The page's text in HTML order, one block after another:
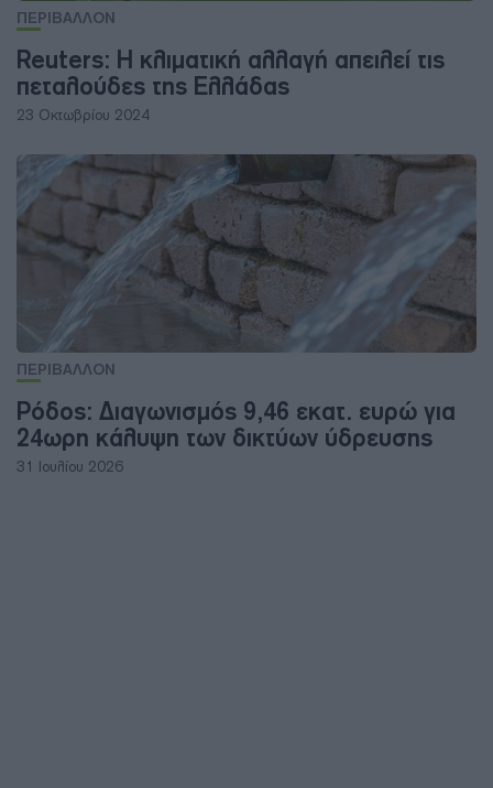
ΠΕΡΙΒΑΛΛΟΝ
Reuters: Η κλιματική αλλαγή απειλεί τις
πεταλούδες της Ελλάδας
23 Οκτωβρίου 2024
ΠΕΡΙΒΑΛΛΟΝ
Ρόδος: Διαγωνισμός 9,46 εκατ. ευρώ για
24ωρη κάλυψη των δικτύων ύδρευσης
31 Ιουλίου 2026